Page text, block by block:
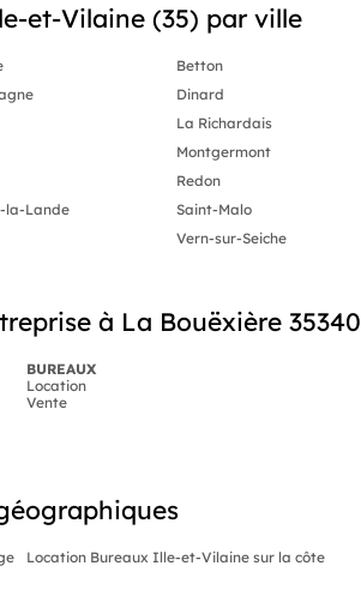
et-Vilaine (35) par ville
Betton
Dinard
La Richardais
Montgermont
Redon
la-Lande Saint-Malo
Vern-sur-Seiche
à La Bouëxière 35340
BUREAUX
Location
Vente
Location Bureaux Ille-et-Vilaine sur la côte